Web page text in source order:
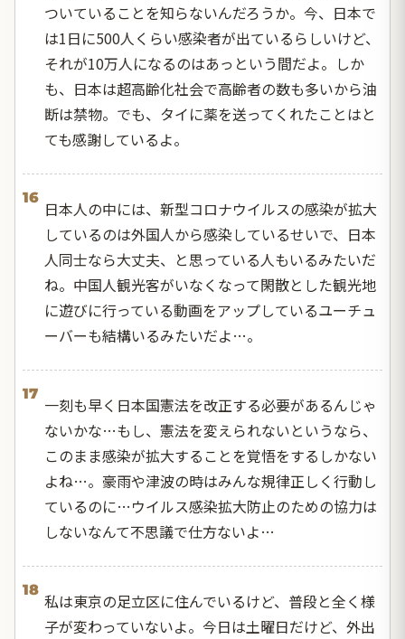
ついていることを知らないんだろうか。今、日本で
は1日に500人くらい感染者が出ているらしいけど、
それが10万人になるのはあっという間だよ。しか
も、日本は超高齢化社会で高齢者の数も多いから油
断は禁物。でも、タイに薬を送ってくれたことはと
ても感謝しているよ。
16
日本人の中には、新型コロナウイルスの感染が拡大
しているのは外国人から感染しているせいで、日本
人同士なら大丈夫、と思っている人もいるみたいだ
ね。中国人観光客がいなくなって閑散とした観光地
に遊びに行っている動画をアップしているユーチュ
ーバーも結構いるみたいだよ…。
17
一刻も早く日本国憲法を改正する必要があるんじゃ
ないかな…もし、憲法を変えられないというなら、
このまま感染が拡大することを覚悟をするしかない
よね…。豪雨や津波の時はみんな規律正しく行動し
ているのに…ウイルス感染拡大防止のための協力は
しないなんて不思議で仕方ないよ…
18
私は東京の足立区に住んでいるけど、普段と全く様
子が変わっていないよ。今日は土曜日だけど、外出